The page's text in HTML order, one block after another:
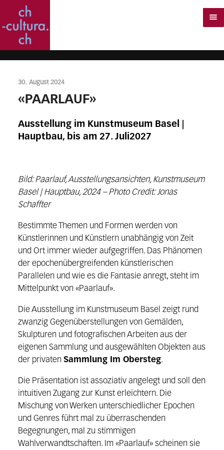
30. August 2024
«PAARLAUF»
Ausstellung im Kunstmuseum Basel |
Hauptbau, bis am 27. Juli2027
Bild: Paarlauf, Ausstellungsansichten, Kunstmuseum
Basel | Hauptbau, 2024 – Photo Credit: Jonas
Schaffter
Bestimmte Themen und Formen werden von
Künstlerinnen und Künstlern unabhängig von Zeit
und Ort immer wieder aufgegriffen. Das Phänomen
der epochenübergreifenden künstlerischen
Parallelen und wie es die Fantasie anregt, steht im
Mittelpunkt von «Paarlauf».
Die Ausstellung im Kunstmuseum Basel zeigt rund
zwanzig Gegenüberstellungen von Gemälden,
Skulpturen und fotografischen Arbeiten aus der
eigenen Sammlung und ausgewählten Objekten aus
der privaten Sammlung Im Obersteg.
Die Präsentation ist assoziativ angelegt und soll den
intuitiven Zugang zur Kunst erleichtern. Die
Mischung von Werken unterschiedlicher Epochen
und Genres führt mal zu überraschenden
Begegnungen, mal zu stimmigen
Wahlverwandtschaften. Im «Paarlauf» scheinen sie